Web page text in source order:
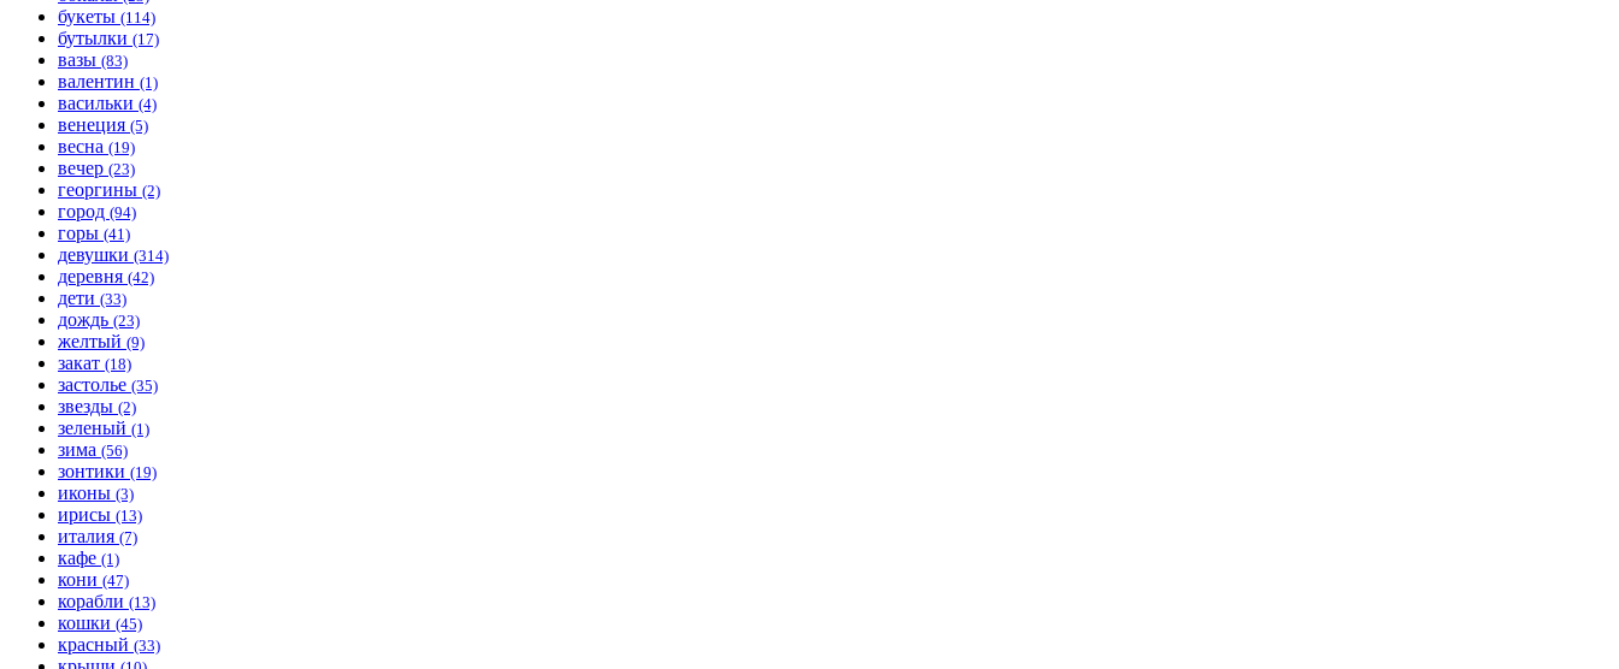
букеты (114)
бутылки (17)
вазы (83)
валентин (1)
васильки (4)
венеция (5)
весна (19)
вечер (23)
георгины (2)
город (94)
горы (41)
девушки (314)
деревня (42)
дети (33)
дождь (23)
желтый (9)
закат (18)
застолье (35)
звезды (2)
зеленый (1)
зима (56)
зонтики (19)
иконы (3)
ирисы (13)
италия (7)
кафе (1)
кони (47)
корабли (13)
кошки (45)
красный (33)